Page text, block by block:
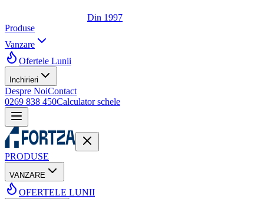
Din 1997
Produse
Vanzare
Ofertele Lunii
Inchirieri
Despre NoiContact
0269 838 450Calculator schele
PRODUSE
VANZARE
OFERTELE LUNII